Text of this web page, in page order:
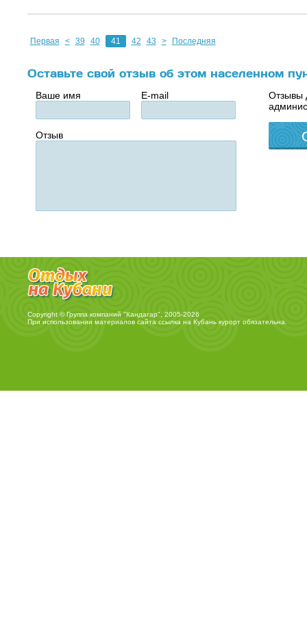
Первая < 39 40 41 42 43 > Последняя
Оставьте свой отзыв об этом населенном
Ваше имя E-mail
Отзыв
Отзывы
Copyright © Группа компаний "Кандагар", 2005-2026
При использовании материалов сайта ссылка на Кубань курортобязательна.